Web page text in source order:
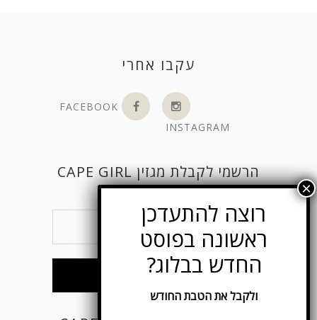
עקבו אחרי
FACEBOOK
INSTAGRAM
הרשמי לקבלת מגזין CAPE GIRL
ולקבל את הטבת החודש